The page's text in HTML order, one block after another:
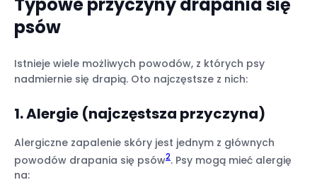
psów
Istnieje wiele możliwych powodów, z których psy
nadmiernie się drapią. Oto najczęstsze z nich:
1. Alergie (najczęstsza przyczyna)
Alergiczne zapalenie skóry jest jednym z głównych
powodów drapania się psów2. Psy mogą mieć alergię
na: